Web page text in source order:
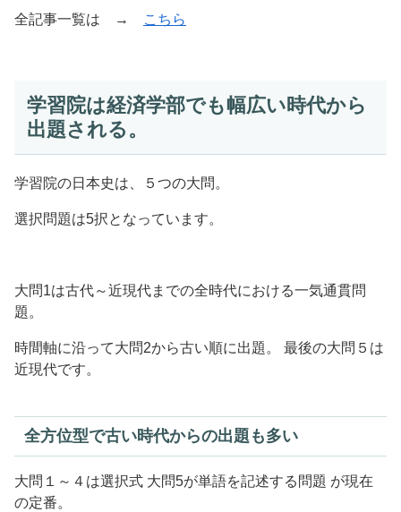
全記事一覧は → こちら
学習院は経済学部でも幅広い時代から
出題される。
学習院の日本史は、５つの大問。
選択問題は5択となっています。
大問1は古代～近現代までの全時代における一気通貫問
題。
時間軸に沿って大問2から古い順に出題。 最後の大問５は
近現代です。
全方位型で古い時代からの出題も多い
大問１～４は選択式 大問5が単語を記述する問題 が現在
の定番。